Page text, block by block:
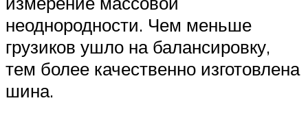
неоднородности. Чем меньше
грузиков ушло на балансировку,
тем более качественно изготовлена
шина.